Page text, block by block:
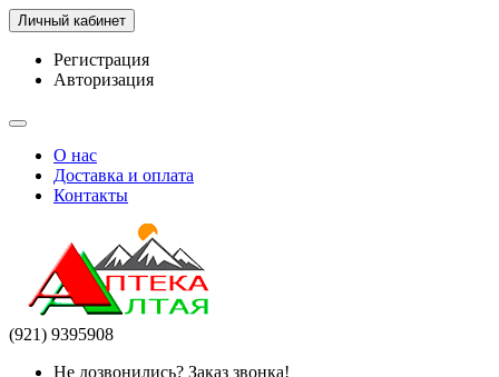
Личный кабинет
Регистрация
Авторизация
О нас
Доставка и оплата
Контакты
(921) 9395908
Не дозвонились? Заказ звонка!